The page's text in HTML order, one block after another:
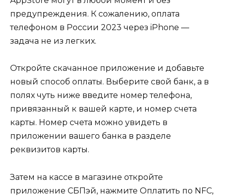
предупреждения. К сожалению, оплата
телефоном в России 2023 через iPhone —
задача не из легких.
Откройте скачанное приложение и добавьте
новый способ оплаты. Выберите свой банк, а в
полях чуть ниже введите номер телефона,
привязанный к вашей карте, и номер счета
карты. Номер счета можно увидеть в
приложении вашего банка в разделе
реквизитов карты.
Затем на кассе в магазине откройте
приложение СБПэй, нажмите Оплатить по NFC,